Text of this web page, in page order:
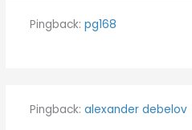
Pingback: pg168
Pingback: alexander debelov